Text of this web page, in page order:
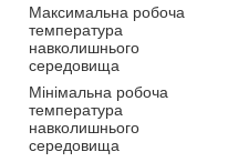
Максимальна робоча
температура
навколишнього
середовища
Мінімальна робоча
температура
навколишнього
середовища